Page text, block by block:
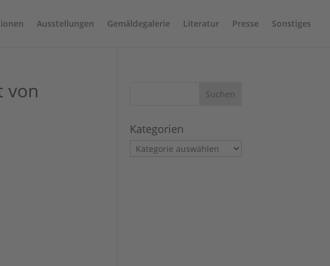
Ausstellungen Gemäldegalerie Literatur Presse Sonstiges
von
Kategorien
Kategorien